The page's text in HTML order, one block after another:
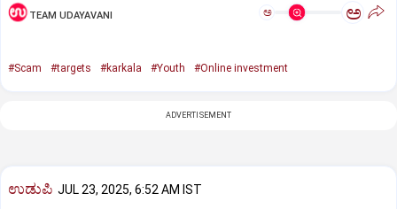
TEAM UDAYAVANI ಅ ಅ
#Scam #targets #karkala #Youth #Online investment
ADVERTISEMENT
ಉಡುಪಿ JUL 23, 2025, 6:52 AM IST